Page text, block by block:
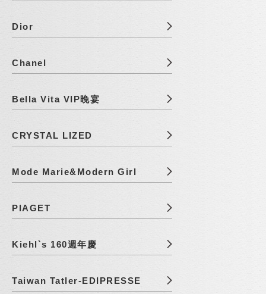
Dior
Chanel
Bella Vita VIP晚宴
CRYSTAL LIZED
Mode Marie&Modern Girl
PIAGET
Kiehl`s 160週年慶
Taiwan Tatler-EDIPRESSE